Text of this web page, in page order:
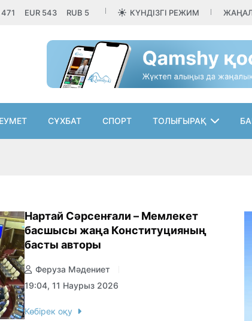
471 EUR 543 RUB 5 КҮНДІЗГІ РЕЖИМ
СҰХБАТ СПОРТ ТОЛЫҒЫРАҚ
Нартай Сәрсенғали – Мемлекет
басшысы жаңа Конституцияның
басты авторы
Феруза Мәдениет
19:04, 11 Наурыз 2026
Көбірек оқу